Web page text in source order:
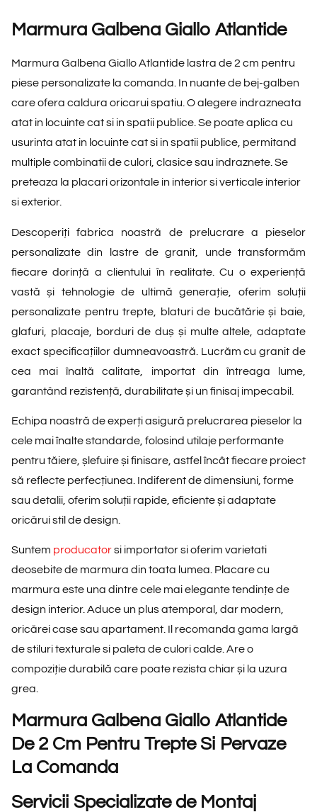
Marmura Galbena Giallo Atlantide
Marmura Galbena Giallo Atlantide lastra de 2 cm pentru
piese personalizate la comanda. In nuante de bej-galben
care ofera caldura oricarui spatiu. O alegere indrazneata
atat in locuinte cat si in spatii publice. Se poate aplica cu
usurinta atat in locuinte cat si in spatii publice, permitand
multiple combinatii de culori, clasice sau indraznete. Se
preteaza la placari orizontale in interior si verticale interior
si exterior.
Descoperiți fabrica noastră de prelucrare a pieselor
personalizate din lastre de granit, unde transformăm
fiecare dorință a clientului în realitate. Cu o experiență
vastă și tehnologie de ultimă generație, oferim soluții
personalizate pentru trepte, blaturi de bucătărie și baie,
glafuri, placaje, borduri de duș și multe altele, adaptate
exact specificațiilor dumneavoastră. Lucrăm cu granit de
cea mai înaltă calitate, importat din întreaga lume,
garantând rezistență, durabilitate și un finisaj impecabil.
Echipa noastră de experți asigură prelucrarea pieselor la
cele mai înalte standarde, folosind utilaje performante
pentru tăiere, șlefuire și finisare, astfel încât fiecare proiect
să reflecte perfecțiunea. Indiferent de dimensiuni, forme
sau detalii, oferim soluții rapide, eficiente și adaptate
oricărui stil de design.
Suntem producatorsi importator si oferim varietati
deosebite de marmura din toata lumea. Placare cu
marmura este una dintre cele mai elegante tendințe de
design interior. Aduce un plus atemporal, dar modern,
oricărei case sau apartament. Il recomanda gama largă
de stiluri texturale si paleta de culori calde. Are o
compoziție durabilă care poate rezista chiar și la uzura
grea.
Marmura Galbena Giallo Atlantide
De 2 Cm Pentru Trepte Si Pervaze
La Comanda
Servicii Specializate de Montaj